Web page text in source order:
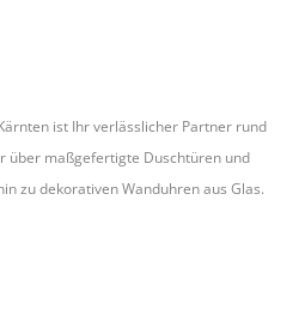
ist Ihr verlässlicher Partner rund
über maßgefertigte Duschtüren und
zu dekorativen Wanduhren aus Glas.